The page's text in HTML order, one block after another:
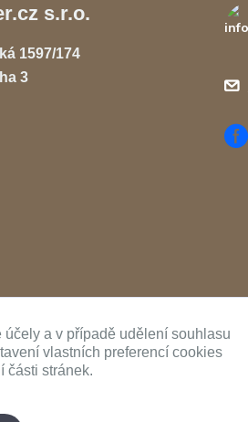
s.r.o.
1597/174
3
a v případě udělení souhlasu
vlastních preferencí cookies
části stránek.